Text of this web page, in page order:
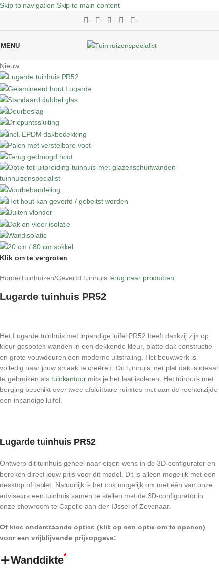
Skip to navigation Skip to main content
MENU
Nieuw
Klik om te vergroten
Home/Tuinhuizen/Geverfd tuinhuisTerug naar producten
Lugarde tuinhuis PR52
Het Lugarde tuinhuis met inpandige luifel PR52 heeft dankzij zijn op
kleur gespoten wanden in een dekkende kleur, platte dak constructie
en grote vouwdeuren een moderne uitstraling. Het bouwwerk is
volledig naar jouw smaak te creëren. Dit tuinhuis met plat dak is ideaal
te gebruiken als tuinkantoor mits je het laat isoleren. Het tuinhuis met
berging beschikt over twee afsluitbare ruimtes met aan de rechterzijde
een inpandige luifel.
Lugarde tuinhuis PR52
Ontwerp dit tuinhuis geheel naar eigen wens in de 3D-configurator en
bereken direct jouw prijs voor dit model. Dit is alleen mogelijk met een
desktop of tablet. Natuurlijk is het ook mogelijk om met één van onze
adviseurs een tuinhuis samen te stellen met de 3D-configurator in
onze showroom te Capelle aan den IJssel of Zevenaar.
Of kies onderstaande opties (klik op een optie om te openen)
voor een vrijblijvende prijsopgave:
Wanddikte*